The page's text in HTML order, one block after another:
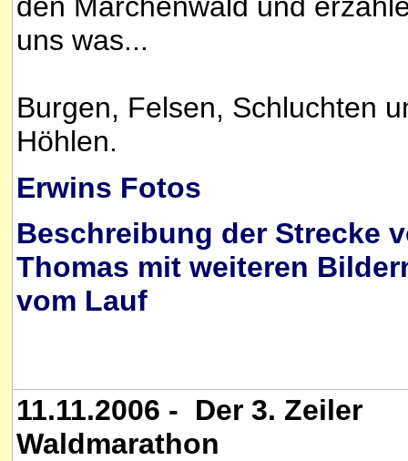
den Märchenwald und
uns was...
Burgen, Felsen, Schluchten
Höhlen.
Erwins Fotos
Beschreibung der Strecke
Thomas mit weiteren
vom Lauf
11.11.2006 - Der 3. Zeiler
Waldmarathon